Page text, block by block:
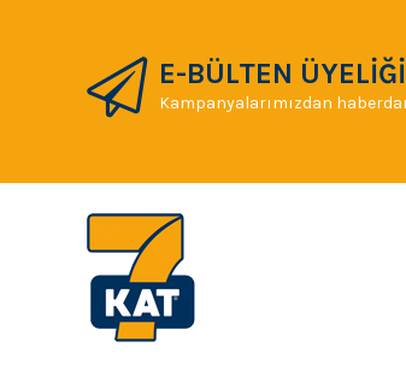
E-BÜLTEN ÜYELİĞİ
Kampanyalarımızdan